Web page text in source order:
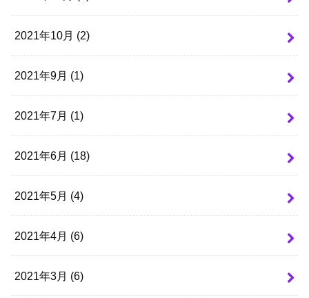
2021年10月 (2)
2021年9月 (1)
2021年7月 (1)
2021年6月 (18)
2021年5月 (4)
2021年4月 (6)
2021年3月 (6)